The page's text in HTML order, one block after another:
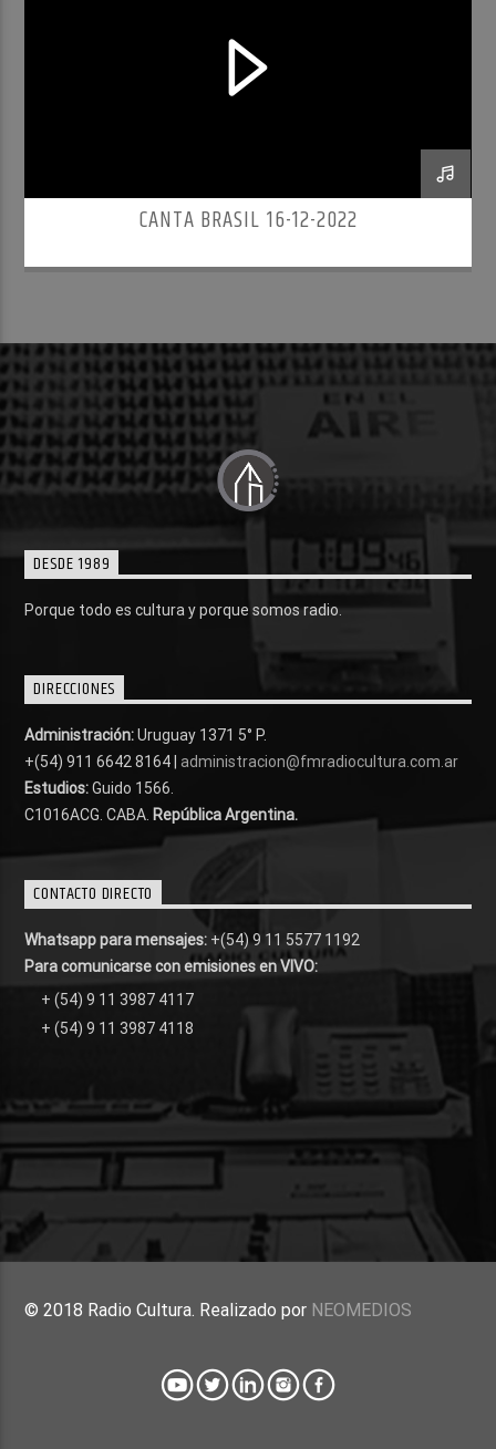
CANTA BRASIL 16-12-2022
DESDE 1989
Porque todo es cultura y porque somos radio.
DIRECCIONES
Administración:Uruguay 1371 5° P.
+(54) 911 6642 8164 | administracion@fmradiocultura.com.ar
Estudios:Guido 1566.
C1016ACG . CABA. República Argentina.
CONTACTO DIRECTO
Whatsapp para mensajes: +(54) 9 11 5577 1192
Para comunicarse con emisiones en VIVO:
+ (54) 9 11 3987 4117
+ (54) 9 11 3987 4118
© 2018 Radio Cultura. Realizado por NEOMEDIOS